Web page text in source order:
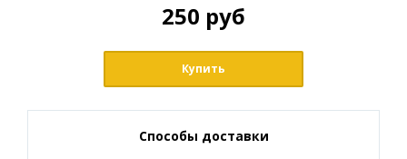
250 руб
Купить
Способы доставки